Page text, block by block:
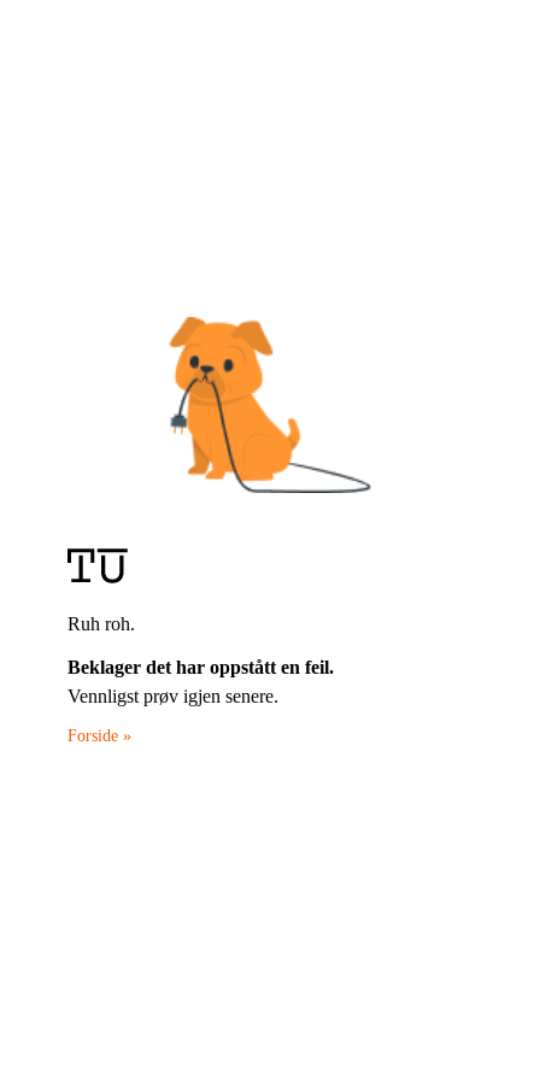
Ruh roh.
Beklager det har oppstått en feil.
Vennligst prøv igjen senere.
Forside »